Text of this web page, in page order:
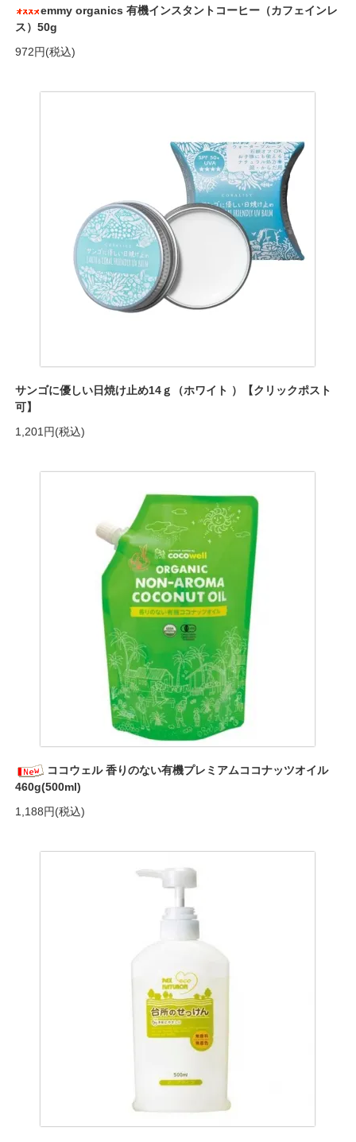
emmy organics 有機インスタントコーヒー（カフェインレ
ス）50g
972円(税込)
サンゴに優しい日焼け止め14ｇ（ホワイト ）【クリックポスト
可】
1,201円(税込)
ココウェル 香りのない有機プレミアムココナッツオイル
460g(500ml)
1,188円(税込)